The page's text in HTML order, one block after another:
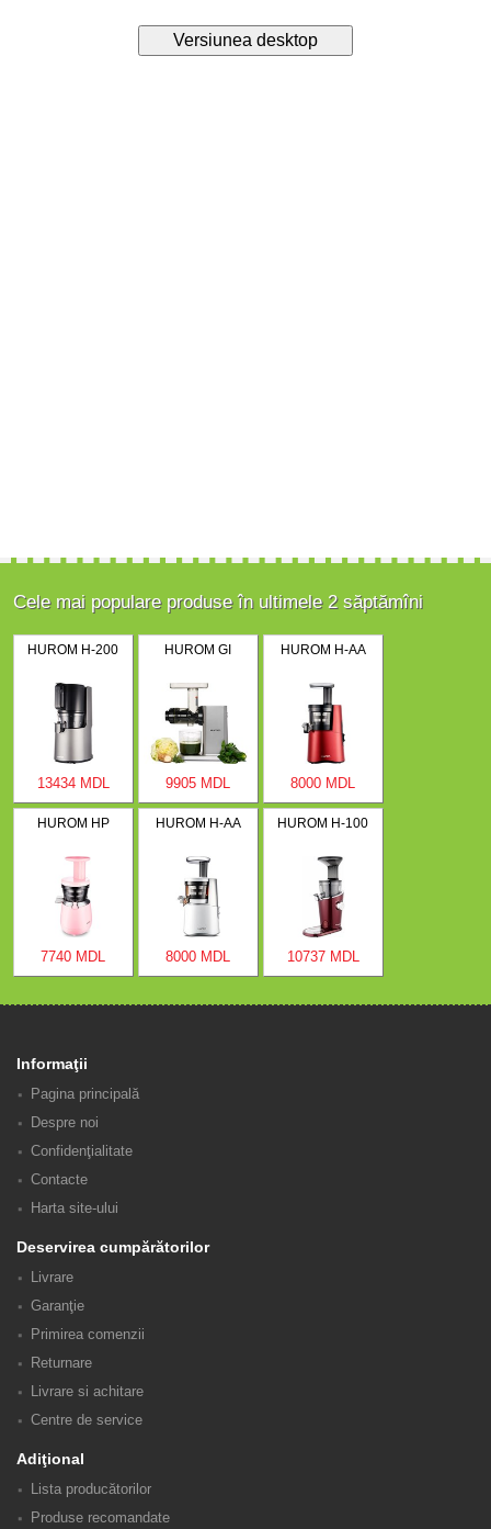
Cele mai populare produse în ultimele 2 săptămîni
HUROM H-200
13434 MDL
HUROM GI
9905 MDL
HUROM H-AA
8000 MDL
HUROM HP
7740 MDL
HUROM H-AA
8000 MDL
HUROM H-100
10737 MDL
Informaţii
Pagina principală
Despre noi
Confidenţialitate
Contacte
Harta site-ului
Deservirea cumpărătorilor
Livrare
Garanţie
Primirea comenzii
Returnare
Livrare si achitare
Centre de service
Adiţional
Lista producătorilor
Produse recomandate